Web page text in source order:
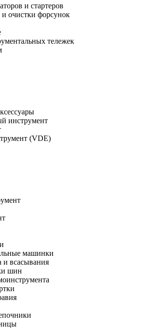
и стартеров
и очистки форсунок
тележек
инструмент
(VDE)
машинки
и всасывания
шин